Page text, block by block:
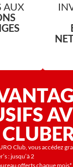
AUX
Club, vous accédez
: jusqu’à 2
offerts chaque